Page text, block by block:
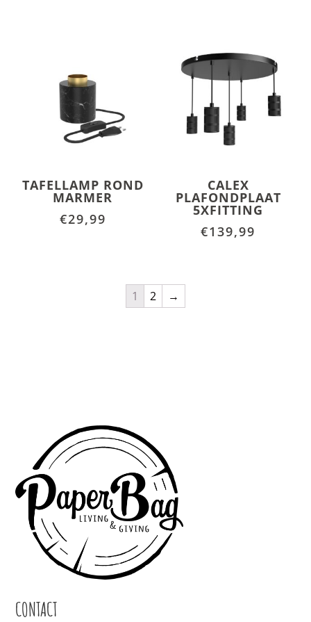
TAFELLAMP ROND
MARMER
€29,99
CALEX
PLAFONDPLAAT
5XFITTING
€139,99
1 2 →
CONTACT